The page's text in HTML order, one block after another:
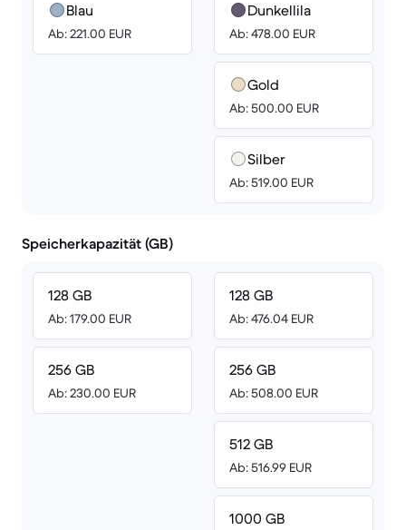
Blau
Ab: 221.00 EUR
Dunkellila
Ab: 478.00 EUR
Gold
Ab: 500.00 EUR
Silber
Ab: 519.00 EUR
Speicherkapazität (GB)
128 GB
Ab: 179.00 EUR
256 GB
Ab: 230.00 EUR
128 GB
Ab: 476.04 EUR
256 GB
Ab: 508.00 EUR
512 GB
Ab: 516.99 EUR
1000 GB